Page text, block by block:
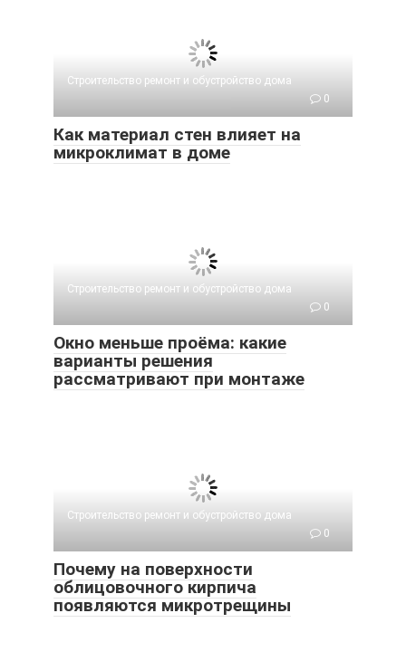
Строительство ремонт и обустройство дома
0
Как материал стен влияет на
микроклимат в доме
Строительство ремонт и обустройство дома
0
Окно меньше проёма: какие
варианты решения
рассматривают при монтаже
Строительство ремонт и обустройство дома
0
Почему на поверхности
облицовочного кирпича
появляются микротрещины